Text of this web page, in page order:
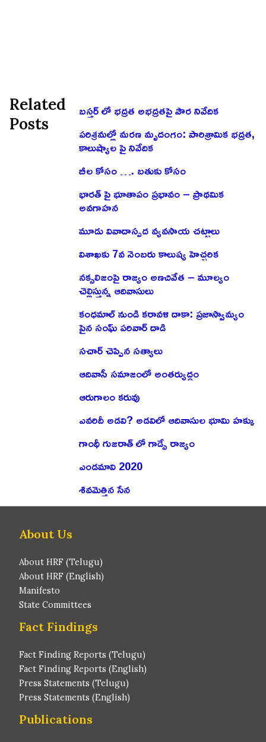
Related
Posts
బస్తర్ లో భద్రత అభద్రతపై పౌర నివేదిక
పరిశ్రమల్లో మరణ మృదంగం: పారిశ్రామిక భద్రత,
కాలుష్యాల పై నివేదిక
బీల కోసం …. బతుకు కోసం
భారత్ పై భూతాపం ప్రభావం – ప్రాథమిక
అవగాహన
మూడు వివాదాస్పద వ్యవసాయ చట్టాలు
విశాఖకు 7వ నెంబరు కాలుష్య హెచ్చరిక
నక్సలిజంపై రాజ్యం అణచివేత – మూల్యం
చెల్లిస్తున్న ఆదివాసులు
కంధమాల్ నుండి కరావళి దాకా: ప్రజాస్వామ్యం
పైన సంఘ్ పరివార్ దాడి
సచార్ చెప్పిన సత్యాలు
ఆదివాసీ సమాజంలో అంతర్యుద్ధం
ఆరుగాలం కరువు
ఎవరిదీ అడవి? అడవిలో ఆదివాసుల భూమి హక్కు
గాంధీ గుజరాత్ లో గాడ్సే రాజ్యం
ఎండమావి 2020
శివమెత్తిన సేన
About Us
About HRF (Telugu)
About HRF (English)
Manifesto
State Committees
Fact Findings
Fact Finding Reports (Telugu)
Fact Finding Reports (English)
Press Statements (Telugu)
Press Statements (English)
Publications